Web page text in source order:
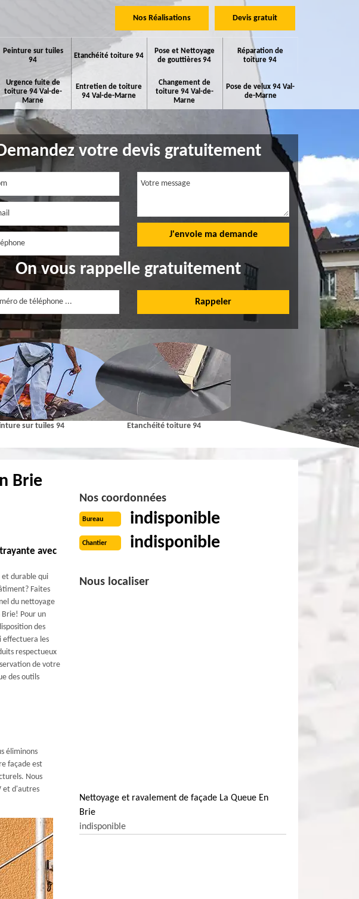
Nos Réalisations Devis gratuit
Peinture sur tuiles
94
Etanchéité toiture 94
Pose et Nettoyage
de gouttières 94
Réparation de
toiture 94
Urgence fuite de
toiture 94 Val-de-
Marne
Entretien de toiture
94 Val-de-Marne
Changement de
toiture 94 Val-de-
Marne
Pose de velux 94 Val-
de-Marne
votre devis gratuitement
On vous rappelle gratuitement
sur tuiles 94 Etanchéité toiture 94 Pose et Nettoyage de gouttières
Brie
avec
et durable qui
Faites
du nettoyage
Brie! Pour un
des
effectuera les
respectueux
de votre
des outils
éliminons
façade est
Nous
et d'autres
Nos coordonnées
Bureau indisponible
Chantier indisponible
Nous localiser
Nettoyage et ravalement de façade La Queue En
Brie
indisponible